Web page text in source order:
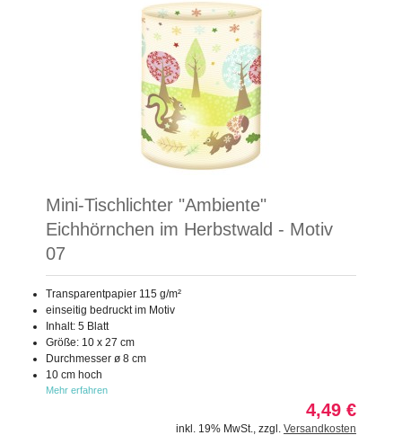
Mini-Tischlichter "Ambiente"
Eichhörnchen im Herbstwald - Motiv
07
Transparentpapier 115 g/m²
einseitig bedruckt im Motiv
Inhalt: 5 Blatt
Größe: 10 x 27 cm
Durchmesser ø 8 cm
10 cm hoch
Mehr erfahren
4,49 €
inkl. 19% MwSt. zzgl. Versandkosten